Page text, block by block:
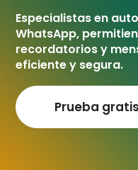
Especialistas en
WhatsApp,
recordatorios y
eficiente y segura.
Prueba gratis